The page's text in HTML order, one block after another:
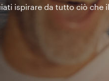
ispirare da tutto ciò che